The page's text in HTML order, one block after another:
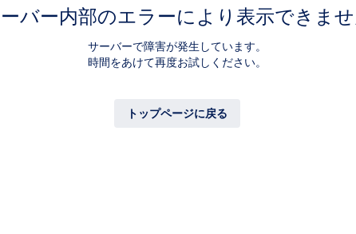
バー内部のエラーにより表示できま
サーバーで障害が発生しています。
時間をあけて再度お試しください。
トップページに戻る